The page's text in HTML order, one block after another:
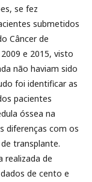
se fez
submetidos
Câncer de
e 2015, visto
não haviam sido
foi identificar as
pacientes
óssea na
diferenças com os
transplante.
realizada de
de cento e